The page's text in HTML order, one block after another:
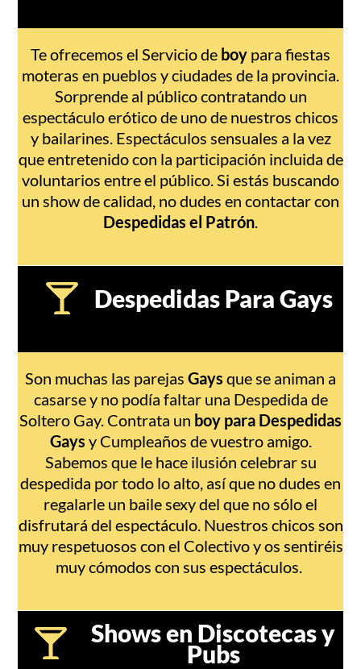
Te ofrecemos el Servicio de boy para fiestas
moteras en pueblos y ciudades de la provincia.
Sorprende al público contratando un
espectáculo erótico de uno de nuestros chicos
y bailarines. Espectáculos sensuales a la vez
que entretenido con la participación incluida de
voluntarios entre el público. Si estás buscando
un show de calidad, no dudes en contactar con
Despedidas el Patrón
Despedidas Para Gays
Son muchas las parejas Gays que se animan a
casarse y no podía faltar una Despedida de
Soltero Gay. Contrata un boy para Despedidas
Gays y Cumpleaños de vuestro amigo.
Sabemos que le hace ilusión celebrar su
despedida por todo lo alto, así que no dudes en
regalarle un baile sexy del que no sólo el
disfrutará del espectáculo. Nuestros chicos son
muy respetuosos con el Colectivo y os sentiréis
muy cómodos con sus espectáculos.
Shows en Discotecas y
Pubs